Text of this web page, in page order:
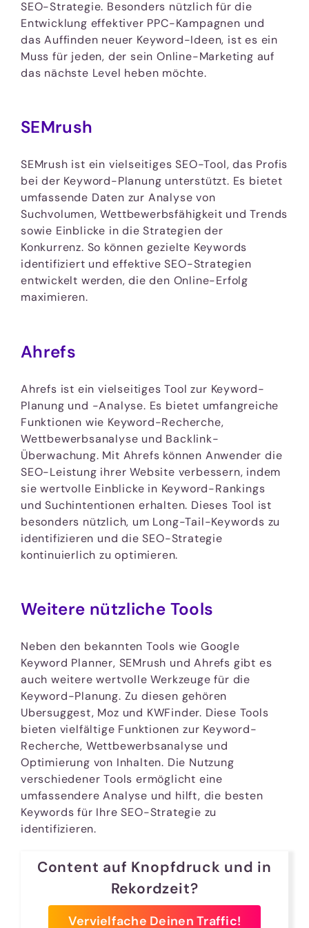
SEO-Strategie. Besonders nützlich für die
Entwicklung effektiver PPC-Kampagnen und
das Auffinden neuer Keyword-Ideen, ist es ein
Muss für jeden, der sein Online-Marketing auf
das nächste Level heben möchte.
SEMrush
SEMrush ist ein vielseitiges SEO-Tool, das Profis
bei der Keyword-Planung unterstützt. Es bietet
umfassende Daten zur Analyse von
Suchvolumen, Wettbewerbsfähigkeit und Trends
sowie Einblicke in die Strategien der
Konkurrenz. So können gezielte Keywords
identifiziert und effektive SEO-Strategien
entwickelt werden, die den Online-Erfolg
maximieren.
Ahrefs
Ahrefs ist ein vielseitiges Tool zur Keyword-
Planung und -Analyse. Es bietet umfangreiche
Funktionen wie Keyword-Recherche,
Wettbewerbsanalyse und Backlink-
Überwachung. Mit Ahrefs können Anwender die
SEO-Leistung ihrer Website verbessern, indem
sie wertvolle Einblicke in Keyword-Rankings
und Suchintentionen erhalten. Dieses Tool ist
besonders nützlich, um Long-Tail-Keywords zu
identifizieren und die SEO-Strategie
kontinuierlich zu optimieren.
Weitere nützliche Tools
Neben den bekannten Tools wie Google
Keyword Planner, SEMrush und Ahrefs gibt es
auch weitere wertvolle Werkzeuge für die
Keyword-Planung. Zu diesen gehören
Ubersuggest, Moz und KWFinder. Diese Tools
bieten vielfältige Funktionen zur Keyword-
Recherche, Wettbewerbsanalyse und
Optimierung von Inhalten. Die Nutzung
verschiedener Tools ermöglicht eine
umfassendere Analyse und hilft, die besten
Keywords für Ihre SEO-Strategie zu
identifizieren.
Content auf Knopfdruck und in
Rekordzeit?
Vervielfache Deinen Traffic!